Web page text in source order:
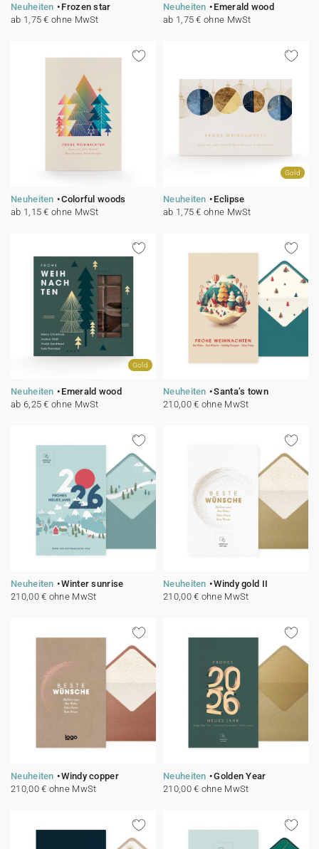
Neuheiten
Frozen star
ab 1,75 € ohne MwSt
Neuheiten
Emerald wood
ab 1,75 € ohne MwSt
Neuheiten
Colorful woods
ab 1,15 € ohne MwSt
Gold
Neuheiten
Eclipse
ab 1,75 € ohne MwSt
Gold
Neuheiten
Emerald wood
ab 6,25 € ohne MwSt
Neuheiten
Santa’s town
210,00 € ohne MwSt
Neuheiten
Winter sunrise
210,00 € ohne MwSt
Neuheiten
Windy gold II
210,00 € ohne MwSt
Neuheiten
Windy copper
210,00 € ohne MwSt
Neuheiten
Golden Year
210,00 € ohne MwSt